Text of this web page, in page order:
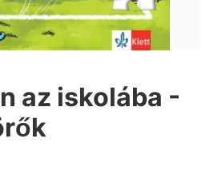
az iskolába -